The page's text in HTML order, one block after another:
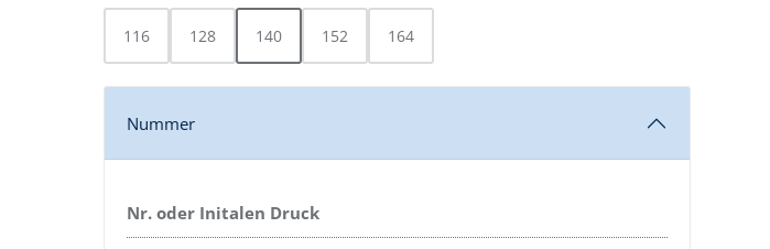
116 128 140 152 164
Nummer
Nr. oder Initalen Druck